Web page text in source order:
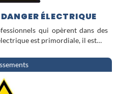
ÉLECTRIQUE
qui opèrent dans des
est primordiale, il est…